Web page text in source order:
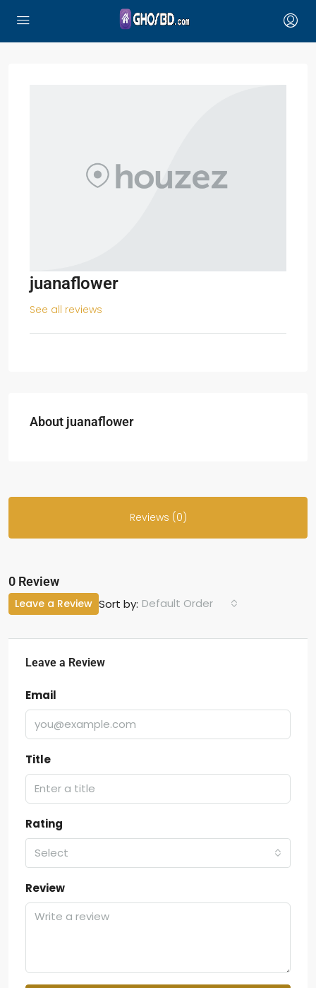
juanaflower
See all reviews
About juanaflower
Reviews (0)
0 Review
Sort by: Default Order
Leave a Review
Leave a Review
Email
Title
Rating
Select
Review